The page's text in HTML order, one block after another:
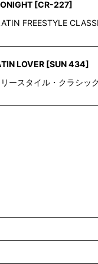
[CR-227]
FREESTYLE
LOVER [SUN 434]
ースタイル・クラシ